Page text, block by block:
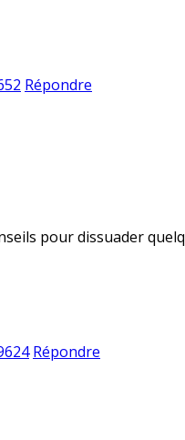
Répondre
pour dissuader
Répondre